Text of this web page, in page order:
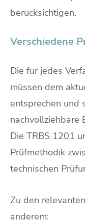
berücksichtigen.
Verschiedene
Die für jedes
müssen dem
entsprechen und
nachvollziehbare
Die TRBS 1201
Prüfmethodik
technischen
Zu den
anderem: